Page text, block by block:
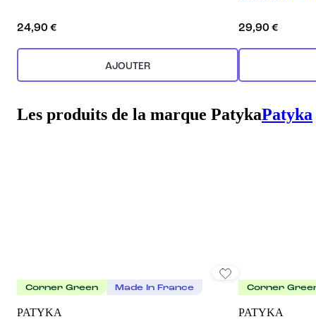
24,90 €
AJOUTER
29,90 €
Les produits de la marque PatykaPatyka
Corner Green Made In France
PATYKA
Corner
PATYKA